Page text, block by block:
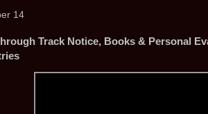
14
Track Notice, Books & Personal